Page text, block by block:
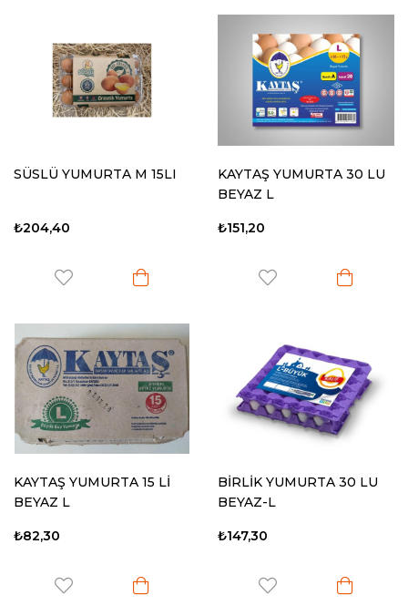
SÜSLÜ YUMURTA M 15LI
₺204,40
KAYTAŞ YUMURTA 30 LU
BEYAZ L
₺151,20
KAYTAŞ YUMURTA 15 Lİ
BEYAZ L
₺82,30
BİRLİK YUMURTA 30 LU
BEYAZ-L
₺147,30